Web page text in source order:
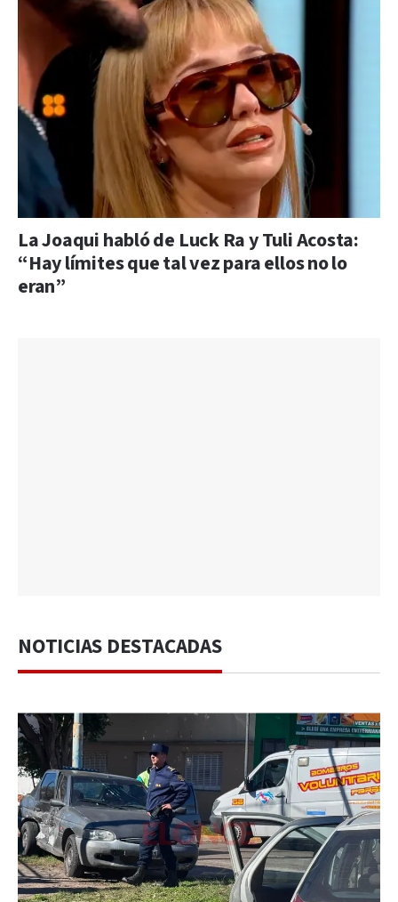
La Joaqui habló de Luck Ra y Tuli Acosta:
“Hay límites que tal vez para ellos no lo
eran”
NOTICIAS DESTACADAS